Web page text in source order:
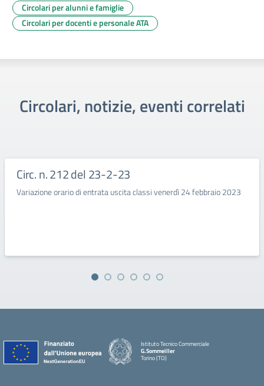
Circolari per alunni e famiglie
Circolari per docenti e personale ATA
Circolari, notizie, eventi correlati
Circ. n. 212 del 23-2-23
Variazione orario di entrata uscita classi venerdì 24 febbraio 2023
Istituto Tecnico Commerciale
G.Sommeiller
Torino (TO)